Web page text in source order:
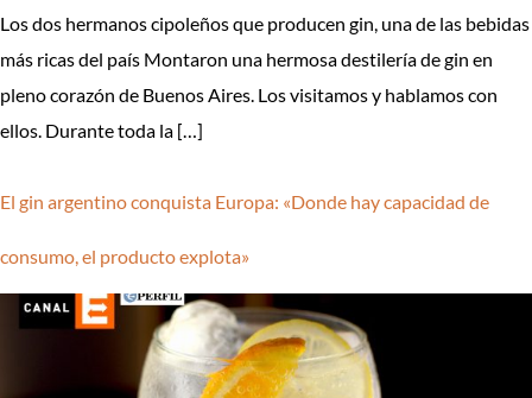
Los dos hermanos cipoleños que producen gin, una de las bebidas
más ricas del país Montaron una hermosa destilería de gin en
pleno corazón de Buenos Aires. Los visitamos y hablamos con
ellos. Durante toda la […]
El gin argentino conquista Europa: «Donde hay capacidad de
consumo, el producto explota»